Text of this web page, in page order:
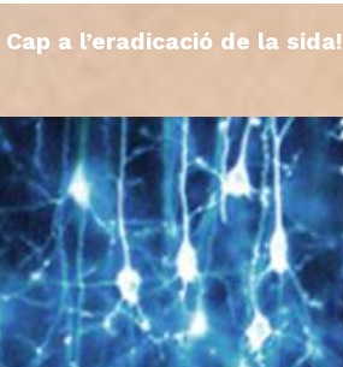
Cap a l’eradicació de la sida!